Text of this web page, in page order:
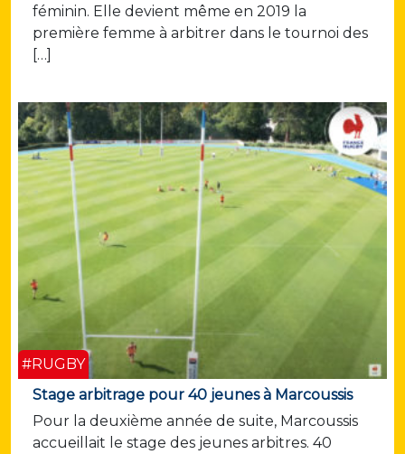
féminin. Elle devient même en 2019 la
première femme à arbitrer dans le tournoi des
[…]
#RUGBY
Stage arbitrage pour 40 jeunes à Marcoussis
Pour la deuxième année de suite, Marcoussis
accueillait le stage des jeunes arbitres. 40